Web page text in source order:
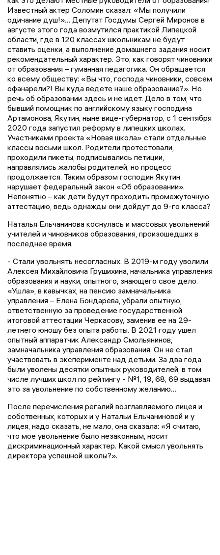
Известный актер Соломин сказал: «Мы получили
одичание душ!»… Депутат Госдумы Сергей Миронов в
августе этого года возмутился практикой Липецкой
области, где в 120 классах школьникам не будут
ставить оценки, а выполнение домашнего задания носит
рекомендательный характер. Это, как говорят чиновники
от образования – гуманная педагогика. Он обращается
ко всему обществу: «Вы что, господа чиновники, совсем
офанарели?! Вы куда ведете наше образование?». Но
речь об образовании здесь и не идет. Дело в том, что
бывший помощник по английскому языку господина
Артамонова, Якутин, ныне вице-губернатор, с 1 сентября
2020 года запустил реформу в липецких школах.
Участниками проекта «Новая школа» стали отдельные
классы восьми школ. Родители протестовали,
проходили пикеты, подписывались петиции,
направлялись жалобы родителей, но процесс
продолжается. Таким образом господин Якутин
нарушает федеральный закон «Об образовании».
Непонятно – как дети будут проходить промежуточную
аттестацию, ведь однажды они дойдут до 9-го класса?
Наталья Ельчанинова коснулась и массовых увольнений
учителей и чиновников образования, произошедших в
последнее время.
- Стали увольнять несогласных. В 2019-м году уволили
Алексея Михайловича Грушихина, начальника управления
образования и науки, опытного, знающего свое дело.
«Ушла», в кавычках, на пенсию замначальника
управления – Елена Бондарева, убрали опытную,
ответственную за проведение государственной
итоговой аттестации Черкасову, заменив ее на 29-
летнего юношу без опыта работы. В 2021 году ушел
опытный аппаратчик Александр Смольянинов,
замначальника управления образования. Он не стал
участвовать в эксперименте над детьми. За два года
были уволены десятки опытных руководителей, в том
числе лучших школ по рейтингу - №1, 19, 68, 69 выдавая
это за увольнение по собственному желанию…
После перечисления регалий возглавляемого лицея и
собственных, которых и у Натальи Ельчаниновой и у
лицея, надо сказать, не мало, она сказала: «Я считаю,
что мое увольнение было незаконным, носит
дискриминационный характер. Какой смысл увольнять
директора успешной школы?».